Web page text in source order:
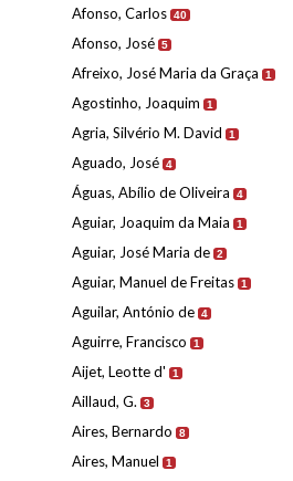
Afonso, Carlos 40
Afonso, José 5
Afreixo, José Maria da Graça 1
Agostinho, Joaquim 1
Agria, Silvério M. David 1
Aguado, José 4
Águas, Abílio de Oliveira 4
Aguiar, Joaquim da Maia 1
Aguiar, José Maria de 2
Aguiar, Manuel de Freitas 1
Aguilar, António de 4
Aguirre, Francisco 1
Aijet, Leotte d' 1
Aillaud, G. 3
Aires, Bernardo 8
Aires, Manuel 1